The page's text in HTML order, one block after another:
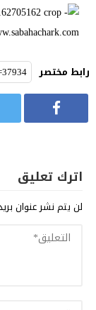
رابط مختصر
اترك تعليق
لن يتم نشر عنوان